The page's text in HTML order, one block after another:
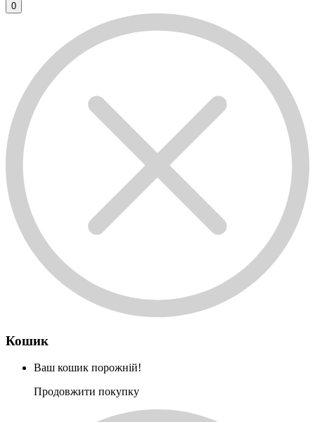
0
Кошик
Ваш кошик порожній!
Продовжити покупку